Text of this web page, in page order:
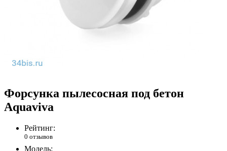
Форсунка пылесосная под бетон
Aquaviva
Рейтинг:
0 отзывов
Модель: